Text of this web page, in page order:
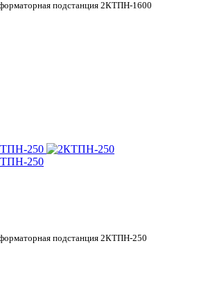
подстанция 2КТПН-1600
подстанция 2КТПН-250